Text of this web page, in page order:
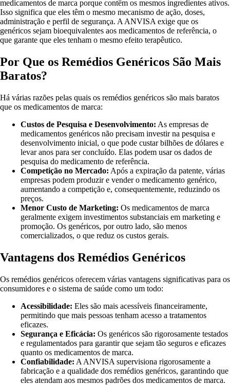
medicamentos de marca porque contêm os mesmos ingredientes ativos.
Isso significa que eles têm o mesmo mecanismo de ação, doses,
administração e perfil de segurança. A ANVISA exige que os
genéricos sejam bioequivalentes aos medicamentos de referência, o
que garante que eles tenham o mesmo efeito terapêutico.
Por Que os Remédios Genéricos São Mais
Baratos?
Há várias razões pelas quais os remédios genéricos são mais baratos
que os medicamentos de marca:
Custos de Pesquisa e Desenvolvimento: As empresas de
medicamentos genéricos não precisam investir na pesquisa e
desenvolvimento inicial, o que pode custar bilhões de dólares e
levar anos para ser concluído. Elas podem usar os dados de
pesquisa do medicamento de referência.
Competição no Mercado: Após a expiração da patente, várias
empresas podem produzir e vender o medicamento genérico,
aumentando a competição e, consequentemente, reduzindo os
preços.
Menor Custo de Marketing: Os medicamentos de marca
geralmente exigem investimentos substanciais em marketing e
promoção. Os genéricos, por outro lado, são menos
comercializados, o que reduz os custos gerais.
Vantagens dos Remédios Genéricos
Os remédios genéricos oferecem várias vantagens significativas para os
consumidores e o sistema de saúde como um todo:
Acessibilidade: Eles são mais acessíveis financeiramente,
permitindo que mais pessoas tenham acesso a tratamentos
eficazes.
Segurança e Eficácia: Os genéricos são rigorosamente testados
e regulamentados para garantir que sejam tão seguros e eficazes
quanto os medicamentos de marca.
Confiabilidade: A ANVISA supervisiona rigorosamente a
fabricação e a qualidade dos remédios genéricos, garantindo que
eles atendam aos mesmos padrões dos medicamentos de marca.